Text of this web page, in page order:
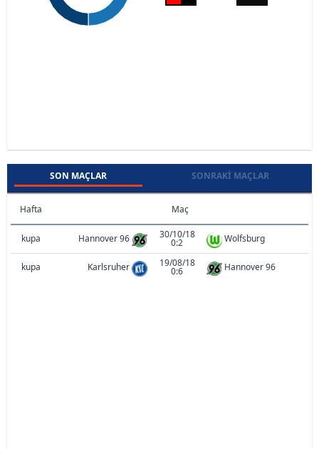
SON MAÇLAR SONRAKI MAÇLAR
Hafta Maç
kupa Hannover 96 30/10/18
0:2 Wolfsburg
kupa Karlsruher 19/08/18
0:6 Hannover 96